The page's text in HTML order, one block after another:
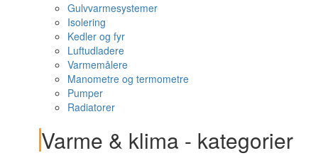
Gulvvarmesystemer
Isolering
Kedler og fyr
Luftudladere
Varmemålere
Manometre og termometre
Pumper
Radiatorer
Varme & klima - kategorier